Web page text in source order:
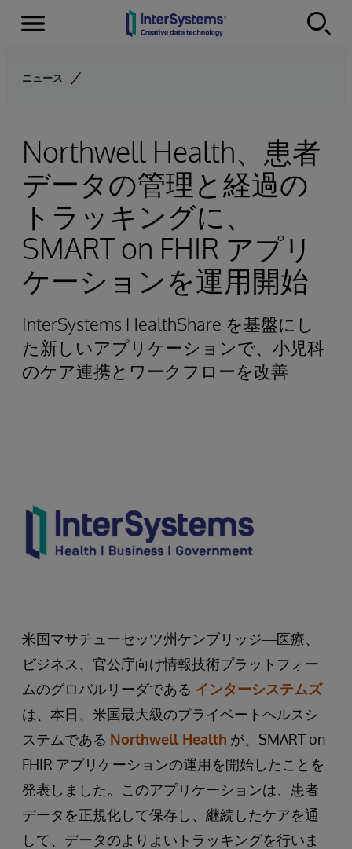
Skip to content
Menu
ニュース
Northwell Health、患者
データの管理と経過の
トラッキングに、
SMART on FHIR アプリ
ケーションを運用開始
InterSystems HealthShare を基盤にし
た新しいアプリケーションで、小児科
のケア連携とワークフローを改善
米国マサチューセッツ州ケンブリッジ―医療、
ビジネス、官公庁向け情報技術プラットフォー
ムのグロバルリーダである インターシステムズ
は、本日、米国最大級のプライベートヘルスシ
ステムである Northwell Health が、SMART on
FHIR アプリケーションの運用を開始したことを
発表しました。このアプリケーションは、患者
データを正規化して保存し、継続したケアを通
して、データのよりよいトラッキングを行いま